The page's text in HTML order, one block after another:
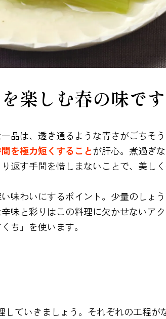
楽しむ春の味です
品は、透き通るような青さがごちそ
を極力短くすることが肝心。煮過ぎ
す手間を惜しまないことで、美しく
味わいにするポイント。少量のしょ
味と彩りはこの料理に欠かせないア
ち」を使います。
していきましょう。それぞれの工程が